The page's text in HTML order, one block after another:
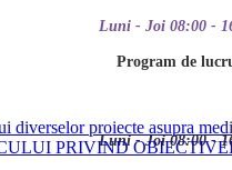
Luni - Joi 08:00 -
Program de
Luni - Joi 08:00 -
diverselor proiecte asupra
PRIVIND